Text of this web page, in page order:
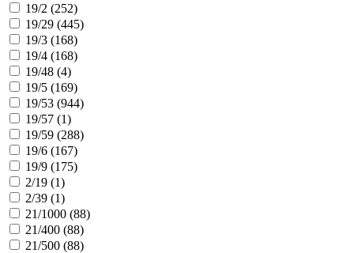
19/2 (252)
19/29 (445)
19/3 (168)
19/4 (168)
19/48 (4)
19/5 (169)
19/53 (944)
19/57 (1)
19/59 (288)
19/6 (167)
19/9 (175)
2/19 (1)
2/39 (1)
21/1000 (88)
21/400 (88)
21/500 (88)